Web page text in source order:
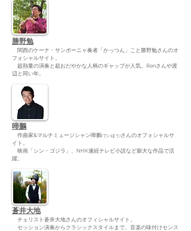
勝野勉
関西のケーナ・サンポーニャ奏者「かっつん」こと勝野勉さんのオ
フォシャルサイト。
超熱量の演奏と超おだやかな人柄のギャップが人気。Renさんや渡
辺と同い年。
啼鵬
作曲家&マルチミュージシャン啼鵬(ていほう)さんのオフォシャルサ
イト。
映画「シン・ゴジラ」、NHK連続テレビ小説など膨大な作品で活
躍。
蒼井大地
チェリスト蒼井大地さんのオフィシャルサイト。
セッション演奏からクラシックスタイルまで。音楽の味付けセンス